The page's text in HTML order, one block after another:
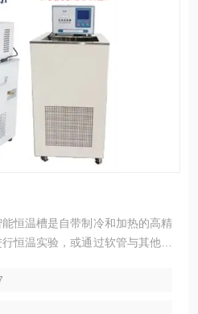
恒温槽是自带制冷和加热的高精
恒温实验，或通过软管与其他设